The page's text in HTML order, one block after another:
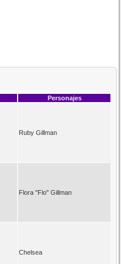
Personajes
Ruby Gillman
Flora "Flo" Gillman
Chelsea